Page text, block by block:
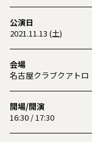
公演日
2021.11.13 (土)
会場
名古屋クラブクアトロ
開場/開演
16:30 / 17:30